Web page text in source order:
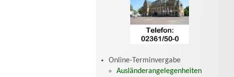
Online-Terminvergabe
Ausländerangelegenheiten